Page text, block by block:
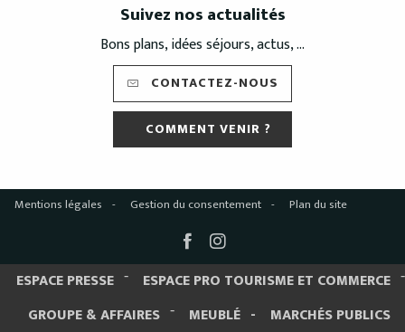
Suivez nos actualités
Bons plans, idées séjours, actus, ...
CONTACTEZ-NOUS
COMMENT VENIR ?
Mentions légales Gestion du consentement Plan du site
ESPACE PRESSE
ESPACE PRO TOURISME ET COMMERCE
GROUPE & AFFAIRES
MEUBLÉ MARCHÉS PUBLICS